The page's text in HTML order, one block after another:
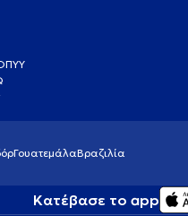
ΓουατεμάλαΒραζιλία
Κατέβασε το app